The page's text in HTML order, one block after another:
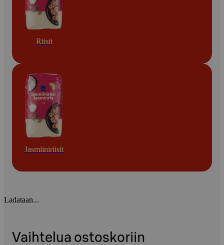
Riisit
Jasmiiniriisit
Ladataan...
Vaihtelua ostoskoriin